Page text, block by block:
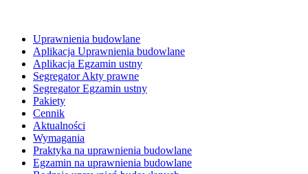
Uprawnienia budowlane
Aplikacja Uprawnienia budowlane
Aplikacja Egzamin ustny
Segregator Akty prawne
Segregator Egzamin ustny
Pakiety
Cennik
Aktualności
Wymagania
Praktyka na uprawnienia budowlane
Egzamin na uprawnienia budowlane